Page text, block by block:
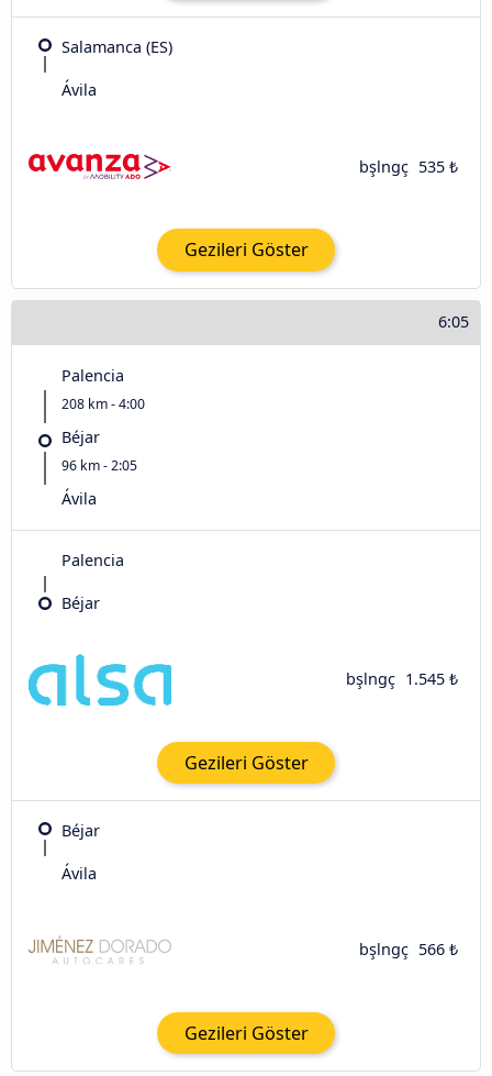
Salamanca (ES)
Ávila‎
bşlngç 535 ₺
Gezileri Göster
6:05
Palencia
208 km - 4:00
Béjar
96 km - 2:05
Ávila‎
Palencia
Béjar
bşlngç 1.545 ₺
Gezileri Göster
Béjar
Ávila‎
bşlngç 566 ₺
Gezileri Göster